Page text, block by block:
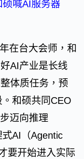
喊AI服务器
在台大会师，和
AI产业是长线
体质任务，预
和硕共同CEO
迈向推理
式AI（Agentic
要开始进入实际